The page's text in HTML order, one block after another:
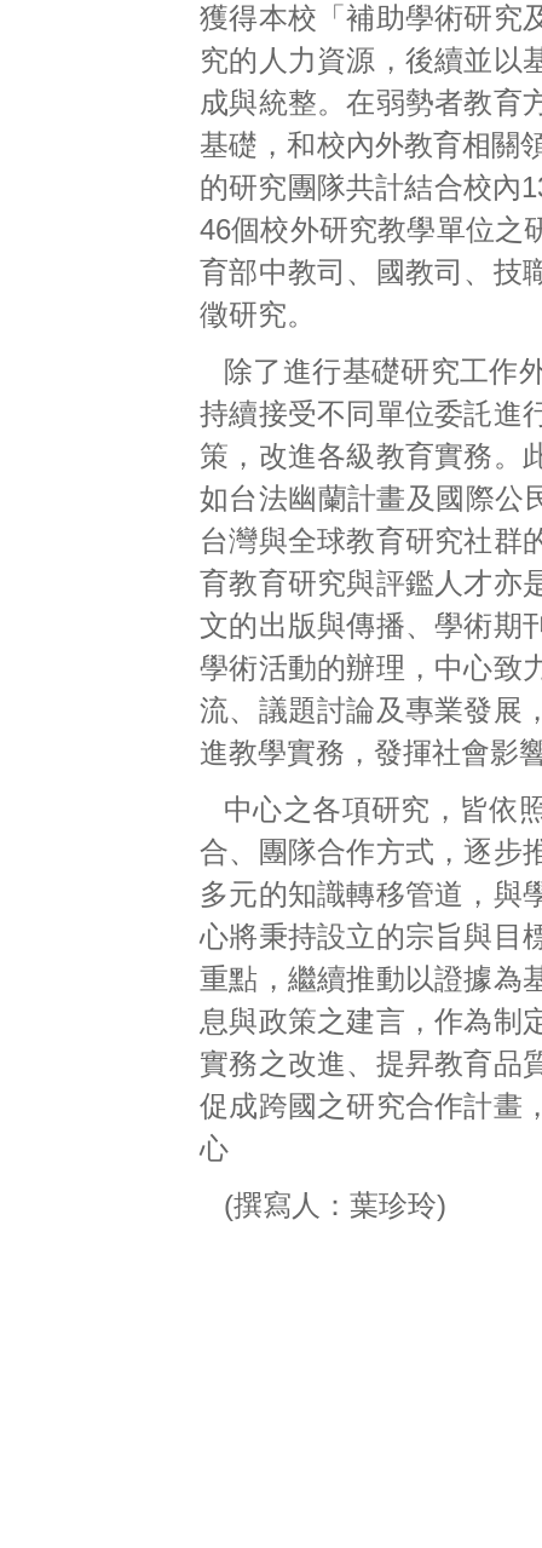
獲得本校「補助學術研究
究的人力資源，後續並以
成與統整。在弱勢者教育
基礎，和校內外教育相關
的研究團隊共計結合校內
46個校外研究教學單位之
育部中教司、國教司、技
徵研究。
除了進行基礎研究工作
持續接受不同單位委託進
策，改進各級教育實務。
如台法幽蘭計畫及國際公
台灣與全球教育研究社群
育教育研究與評鑑人才亦
文的出版與傳播、學術期
學術活動的辦理，中心致
流、議題討論及專業發展
進教學實務，發揮社會影
中心之各項研究，皆依
合、團隊合作方式，逐步
多元的知識轉移管道，與
心將秉持設立的宗旨與目
重點，繼續推動以證據為
息與政策之建言，作為制
實務之改進、提昇教育品
促成跨國之研究合作計畫
心
(撰寫人：葉珍玲)